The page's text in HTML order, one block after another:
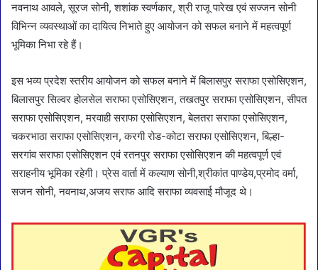
नवनाथ आवले, सूरज सोनी, शशांक स्वर्णकार, श्री राजू पारेख एवं सज्जन सोनी
विभिन्न व्यवस्थाओं का दायित्व निभाते हुए आयोजन को सफल बनाने में महत्वपूर्ण
भूमिका निभा रहे हैं।
इस भव्य प्रदेश स्तरीय आयोजन को सफल बनाने में बिलासपुर सराफा एसोसिएशन,
बिलासपुर सिल्वर होलसेल सराफा एसोसिएशन, तखतपुर सराफा एसोसिएशन, सीपत
सराफा एसोसिएशन, मरवाही सराफा एसोसिएशन, बेलतरा सराफा एसोसिएशन,
चकरभाठा सराफा एसोसिएशन, करगी रोड-कोटा सराफा एसोसिएशन, बिल्हा-
सरगांव सराफा एसोसिएशन एवं रतनपुर सराफा एसोसिएशन की महत्वपूर्ण एवं
सराहनीय भूमिका रहेगी। प्रेस वार्ता में कल्याण सोनी,श्रीकांत पाण्डेय,प्रमोद वर्मा,
सजन सोनी, नवनाथ,अजय सराफ आदि सराफा व्यवसाई मौजूद थे।